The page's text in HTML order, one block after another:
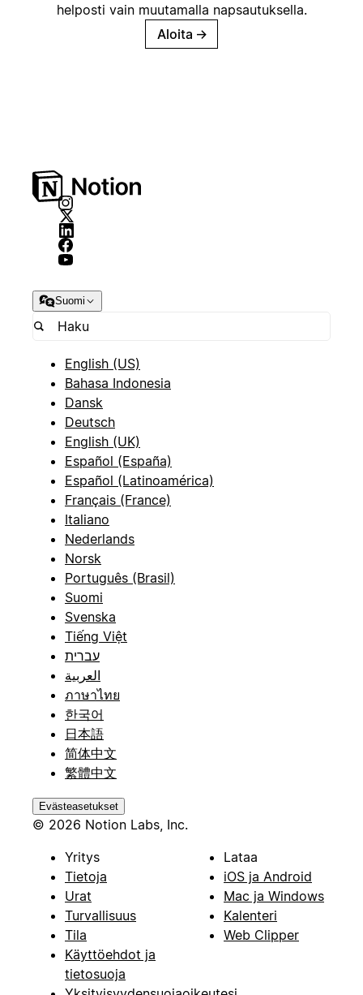
helposti vain muutamalla napsautuksella.
Aloita →
Suomi
English (US)
Bahasa Indonesia
Dansk
Deutsch
English (UK)
Español (España)
Español (Latinoamérica)
Français (France)
Italiano
Nederlands
Norsk
Português (Brasil)
Suomi
Svenska
Tiếng Việt
עברית
العربية
ภาษาไทย
한국어
日本語
简体中文
繁體中文
Evästeasetukset
© 2026 Notion Labs, Inc.
Yritys
Tietoja
Urat
Turvallisuus
Tila
Käyttöehdot ja
tietosuoja
Lataa
iOS ja Android
Mac ja Windows
Kalenteri
Web Clipper